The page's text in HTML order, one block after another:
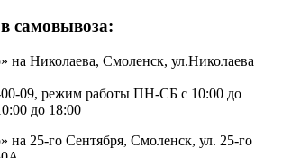
самовывоза:
на Николаева, Смоленск, ул.Николаева
09, режим работы ПН-СБ с 10:00 до
до 18:00
на 25-го Сентября, Смоленск, ул. 25-го